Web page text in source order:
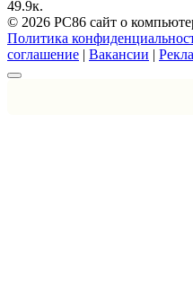
49.9к.
© 2026 PC86 сайт о
Политика
соглашение | Вакансии |